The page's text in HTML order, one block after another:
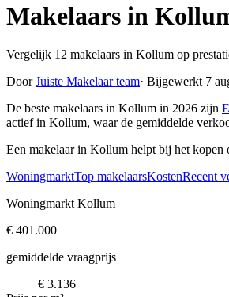
Makelaars in
Vergelijk 12 makelaars in Kollum op
DoorJuiste Makelaar team· Bijgewerkt 7
De beste makelaars in Kollum in 2026 zijn
actief in Kollum, waar de gemiddelde
Een makelaar in Kollum helpt bij het
WoningmarktTop makelaarsKostenRecent
Woningmarkt Kollum
€ 401.000
gemiddelde vraagprijs
€ 3.136